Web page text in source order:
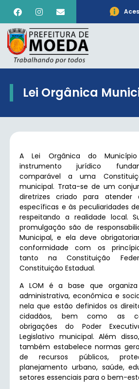
Lei Orgânica
A Lei Orgânica do
instrumento jurídico
comparável a uma
municipal. Trata-se de um
diretrizes criado para atender
específicas e às peculiaridades
respeitando a realidade local.
promulgação são de
Municipal, e ela deve
conformidade com os
tanto na Constituição
Constituição Estadual.
A LOM é a base que
administrativa, econômica e
nela que estão definidos os
cidadãos, bem como as
obrigações do Poder
Legislativo municipal. Além
também estabelece normas
de recursos públicos,
planejamento urbano, saúde,
setores essenciais para o bem-